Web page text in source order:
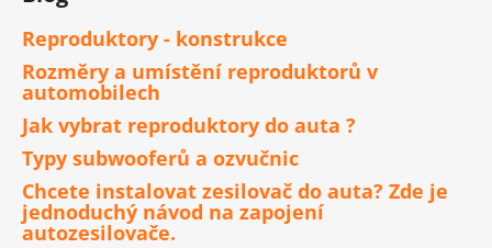
Reproduktory - konstrukce
Rozměry a umístění reproduktorů v
automobilech
Jak vybrat reproduktory do auta ?
Typy subwooferů a ozvučnic
Chcete instalovat zesilovač do auta? Zde je
jednoduchý návod na zapojení
autozesilovače.